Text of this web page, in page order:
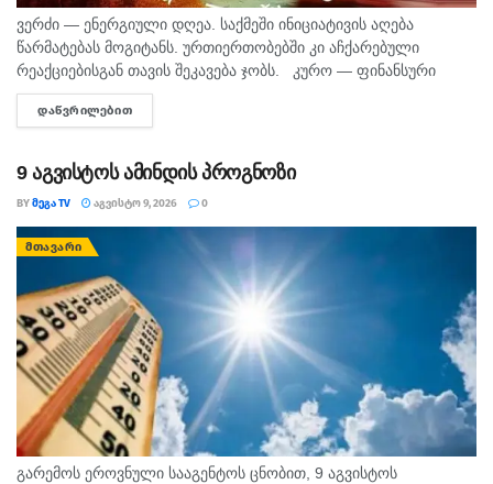
ვერძი — ენერგიული დღეა. საქმეში ინიციატივის აღება
წარმატებას მოგიტანს. ურთიერთობებში კი აჩქარებული
რეაქციებისგან თავის შეკავება ჯობს. კურო — ფინანსური
საკითხების მოსაგვარებლად კარგი დღეა. შეიძლება
საინტერესო შესაძლებლობა გამოჩნდეს. პირად ცხოვრებაში...
ᲓᲐᲬᲕᲠᲘᲚᲔᲑᲘᲗ
9 აგვისტოს ამინდის პროგნოზი
BYᲛᲔᲒᲐ TV ᲐᲒᲕᲘᲡᲢᲝ 9, 2026 0
ᲛᲗᲐᲕᲐᲠᲘ
გარემოს ეროვნული სააგენტოს ცნობით, 9 აგვისტოს